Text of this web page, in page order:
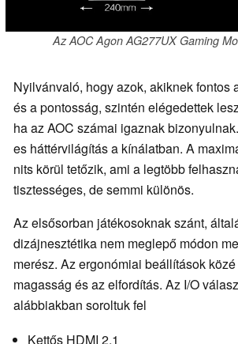
Az AOC Agon AG277UX Gaming
Nyilvánvaló, hogy azok, akiknek fontos
és a pontosság, szintén elégedettek
ha az AOC számai igaznak
es háttérvilágítás a kínálatban. A
nits körül tetőzik, ami a legtöbb
tisztességes, de semmi különös.
Az elsősorban játékosoknak szánt,
dizájnesztétika nem meglepő módon
merész. Az ergonómiai beállítások
magasság és az elfordítás. Az I/O
alábbiakban soroltuk fel
Kettős HDMI 2.1